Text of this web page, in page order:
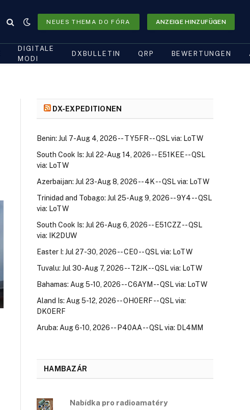
NEUES THEMA DO FÓRA ANZEIGE HINZUFÜGEN
DIGITALE
MODI
DXBULLETIN QRP BEWERTUNGEN
DX-EXPEDITIONEN
Benin: Jul 7-Aug 4, 2026 -- TY5FR -- QSL via: LoTW
South Cook Is: Jul 22-Aug 14, 2026 -- E51KEE -- QSL
via: LoTW
Azerbaijan: Jul 23-Aug 8, 2026 -- 4K -- QSL via: LoTW
Trinidad and Tobago: Jul 25-Aug 9, 2026 -- 9Y4 -- QSL
via: LoTW
South Cook Is: Jul 26-Aug 6, 2026 -- E51CZZ -- QSL
via: IK2DUW
Easter I: Jul 27-30, 2026 -- CE0 -- QSL via: LoTW
Tuvalu: Jul 30-Aug 7, 2026 -- T2JK -- QSL via: LoTW
Bahamas: Aug 5-10, 2026 -- C6AYM -- QSL via: LoTW
Aland Is: Aug 5-12, 2026 -- OH0ERF -- QSL via:
DK0ERF
Aruba: Aug 6-10, 2026 -- P40AA -- QSL via: DL4MM
HAMBAZÁR
Nabídka pro radioamatéry